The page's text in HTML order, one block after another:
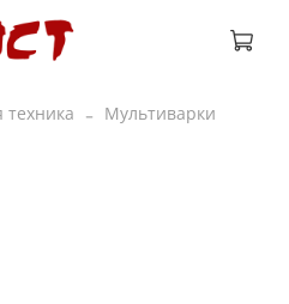
Мультиварки